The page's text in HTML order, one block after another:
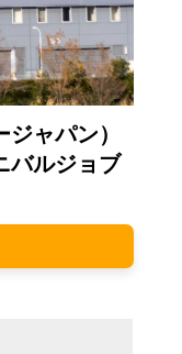
ャパン）
バルジョブ